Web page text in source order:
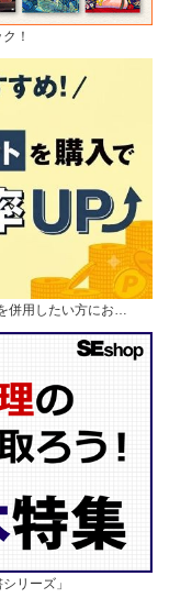
！
併用したい方にお…
リーズ」